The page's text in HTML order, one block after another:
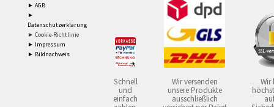
► AGB
►
Datenschutzerklärung
► Cookie-Richtlinie
► Impressum
► Bildnachweis
Schnell
und
einfach
Wir versenden
unsere Produkte
ausschließlich
Wir